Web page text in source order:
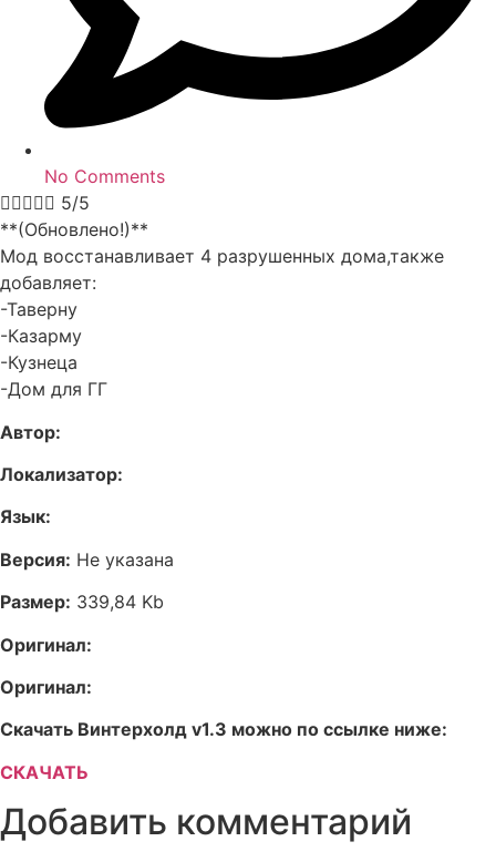
No Comments
 5/5
**(Обновлено!)**
Мод восстанавливает 4 разрушенных дома,также
добавляет:
-Таверну
-Казарму
-Кузнеца
-Дом для ГГ
Автор:
Локализатор:
Язык:
Версия: Не указана
Размер: 339,84 Kb
Оригинал:
Оригинал:
Скачать Винтерхолд v1.3 можно по ссылке ниже:
СКАЧАТЬ
Добавить комментарий